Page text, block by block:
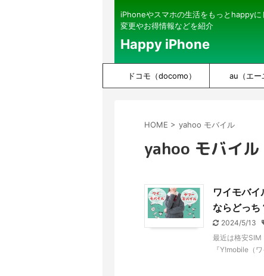
iPhoneやスマホの生活をもっとhappy
変更やお得情報などを紹介
Happy iPhone
ドコモ（docomo） au（エー
HOME > yahoo モバイル
yahoo モバイル
ワイモバ
ならどっち
2024/5/13
最近は格安SIM
『Y!mobile（